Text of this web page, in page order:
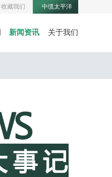
收藏我们 中缆太平洋
新闻资讯 关于我们